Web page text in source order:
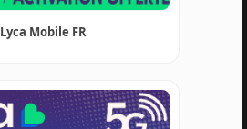
Lyca Mobile FR